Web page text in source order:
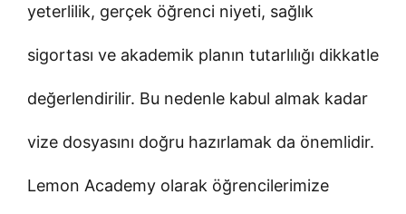
yeterlilik, gerçek öğrenci niyeti, sağlık
sigortası ve akademik planın tutarlılığı dikkatle
değerlendirilir. Bu nedenle kabul almak kadar
vize dosyasını doğru hazırlamak da önemlidir.
Lemon Academy olarak öğrencilerimize